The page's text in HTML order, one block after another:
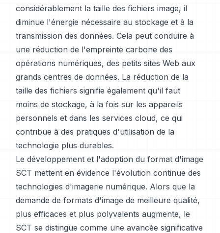
considérablement la taille des fichiers image, il
diminue l'énergie nécessaire au stockage et à la
transmission des données. Cela peut conduire à
une réduction de l'empreinte carbone des
opérations numériques, des petits sites Web aux
grands centres de données. La réduction de la
taille des fichiers signifie également qu'il faut
moins de stockage, à la fois sur les appareils
personnels et dans les services cloud, ce qui
contribue à des pratiques d'utilisation de la
technologie plus durables.
Le développement et l'adoption du format d'image
SCT mettent en évidence l'évolution continue des
technologies d'imagerie numérique. Alors que la
demande de formats d'image de meilleure qualité,
plus efficaces et plus polyvalents augmente, le
SCT se distingue comme une avancée significative